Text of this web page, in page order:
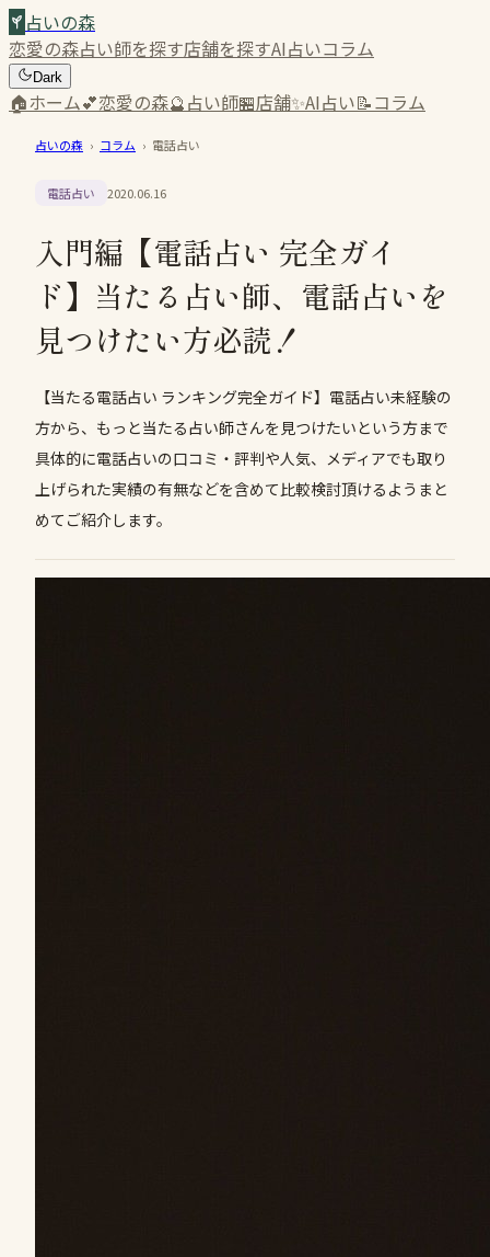
占いの森
恋愛の森占い師を探す店舗を探すAI占いコラム
Dark
🏠ホーム💕恋愛の森🔮占い師🏪店舗✨AI占い📝コラム
占いの森 › コラム › 電話占い
電話占い 2020.06.16
入門編【電話占い 完全ガイ
ド】当たる占い師、電話占いを
見つけたい方必読！
【当たる電話占い ランキング完全ガイド】電話占い未経験の
方から、もっと当たる占い師さんを見つけたいという方まで
具体的に電話占いの口コミ・評判や人気、メディアでも取り
上げられた実績の有無などを含めて比較検討頂けるようまと
めてご紹介します。